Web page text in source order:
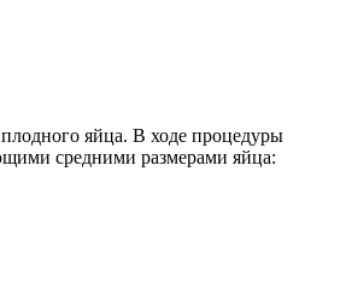
яйца. В ходе процедуры
средними размерами яйца: